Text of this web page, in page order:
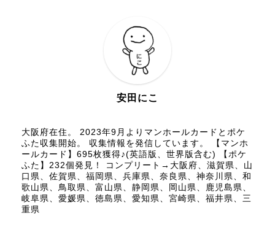
安田にこ
大阪府在住。 2023年9月よりマンホールカードとポケ
ふた収集開始。 収集情報を発信しています。 【マンホ
ールカード】695枚獲得♪(英語版、世界版含む) 【ポケ
ふた】232個発見！ コンプリート→大阪府、滋賀県、山
口県、佐賀県、福岡県、兵庫県、奈良県、神奈川県、和
歌山県、鳥取県、富山県、静岡県、岡山県、鹿児島県、
岐阜県、愛媛県、徳島県、愛知県、宮崎県、福井県、三
重県